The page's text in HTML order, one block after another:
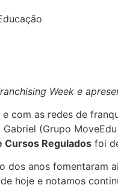
Week e
as redes de
(Grupo
Cursos Regulados foi
dos anos
hoje e notamos